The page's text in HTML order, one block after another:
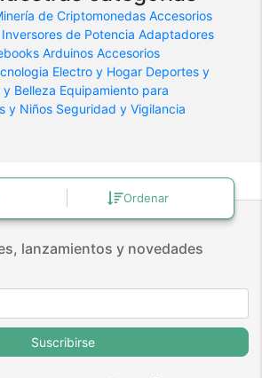
Ordenar
de Criptomonedas Accesorios
Inversores de Potencia Adaptadores
Arduinos Accesorios
Electro y Hogar Deportes y
y Belleza Equipamiento para
y Niños Seguridad y Vigilancia
lanzamientos y novedades
Suscribirse